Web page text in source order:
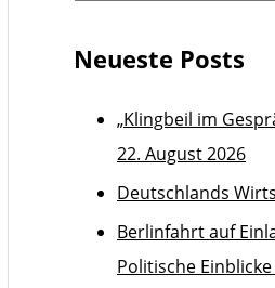
Neueste Posts
„Klingbeil im
22. August 2026
Deutschlands
Berlinfahrt auf
Politische